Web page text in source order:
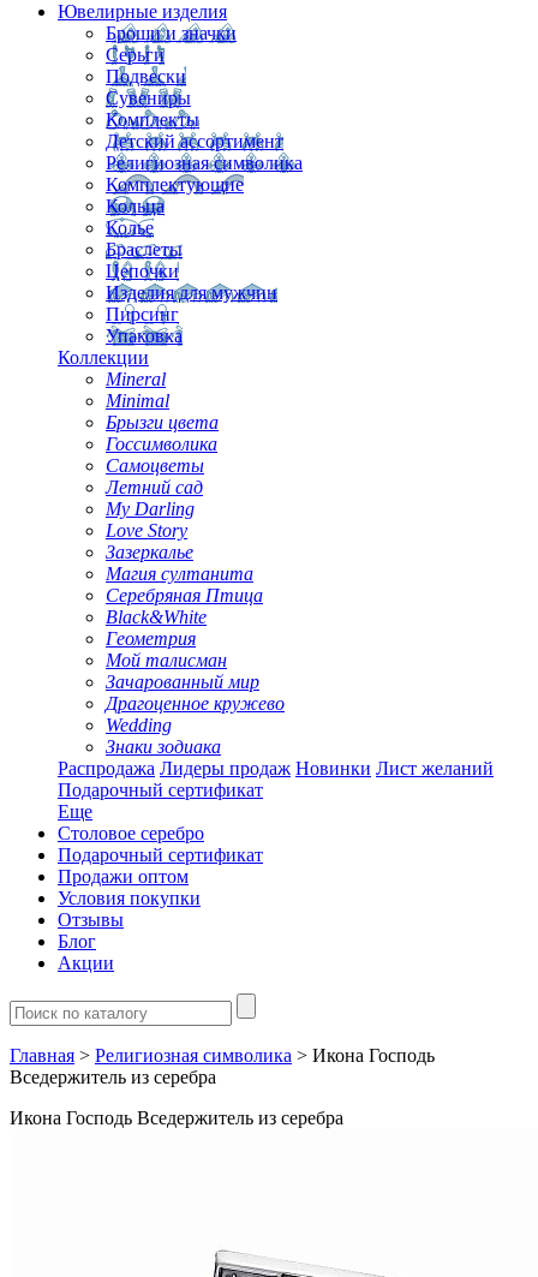
Ювелирные изделия
Броши и значки
Серьги
Подвески
Сувениры
Комплекты
Детский ассортимент
Религиозная символика
Комплектующие
Кольца
Колье
Браслеты
Цепочки
Изделия для мужчин
Пирсинг
Упаковка
Коллекции
Mineral
Minimal
Брызги цвета
Госсимволика
Самоцветы
Летний сад
My Darling
Love Story
Зазеркалье
Магия султанита
Серебряная Птица
Black&White
Геометрия
Мой талисман
Зачарованный мир
Драгоценное кружево
Wedding
Знаки зодиака
Распродажа Лидеры продаж Новинки Лист желаний
Подарочный сертификат
Еще
Столовое серебро
Подарочный сертификат
Продажи оптом
Условия покупки
Отзывы
Блог
Акции
Главная > Религиозная символика > Икона Господь
Вседержитель из серебра
Икона Господь Вседержитель из серебра